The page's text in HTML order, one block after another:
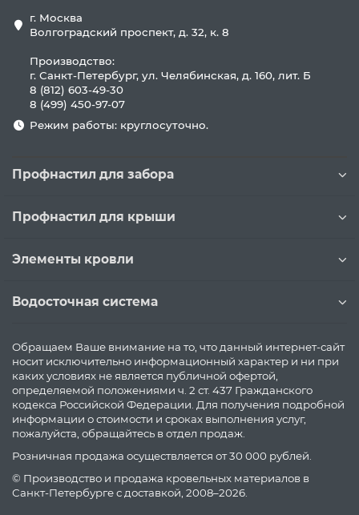
г. Москва
Волгоградский проспект, д. 32, к. 8
Производство:
г. Санкт-Петербург, ул. Челябинская, д. 160, лит. Б
8 (812) 603-49-30
8 (499) 450-97-07
Режим работы: круглосуточно.
Профнастил для забора
Профнастил для крыши
Элементы кровли
Водосточная система
Обращаем Ваше внимание на то, что данный интернет-сайт
носит исключительно информационный характер и ни при
каких условиях не является публичной офертой,
определяемой положениями ч. 2 ст. 437 Гражданского
кодекса Российской Федерации. Для получения подробной
информации о стоимости и сроках выполнения услуг,
пожалуйста, обращайтесь в отдел продаж.
Розничная продажа осуществляется от 30 000 рублей.
© Производство и продажа кровельных материалов в
Санкт-Петербурге с доставкой, 2008–2026.